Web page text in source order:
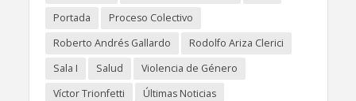
Portada
Proceso Colectivo
Roberto Andrés Gallardo
Rodolfo Ariza Clerici
Sala I
Salud
Violencia de Género
Víctor Trionfetti
Últimas Noticias